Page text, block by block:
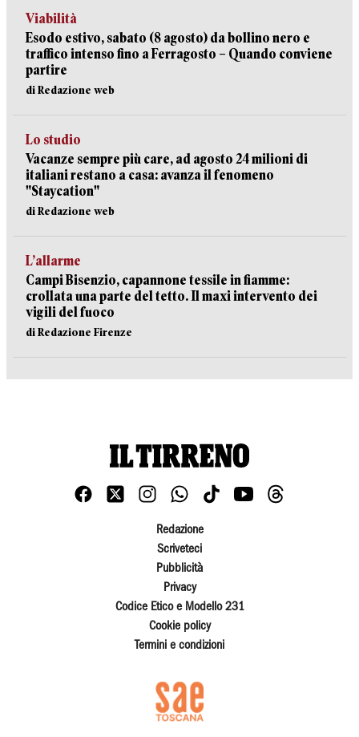
Viabilità
Esodo estivo, sabato (8 agosto) da bollino nero e
traffico intenso fino a Ferragosto – Quando conviene
partire
di Redazione web
Lo studio
Vacanze sempre più care, ad agosto 24 milioni di
italiani restano a casa: avanza il fenomeno
"Staycation"
di Redazione web
L’allarme
Campi Bisenzio, capannone tessile in fiamme:
crollata una parte del tetto. Il maxi intervento dei
vigili del fuoco
di Redazione Firenze
Redazione
Scriveteci
Pubblicità
Privacy
Codice Etico e Modello 231
Cookie policy
Termini e condizioni